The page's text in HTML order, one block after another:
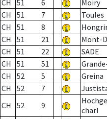
CH 51 6 Moiry
CH
51 7 Toules
CH
51 8
CH
51 21 Mont-
CH
51 22 SADE
CH
51 51
CH
52 5 Greina
CH
52 7
CH
52 9
charl